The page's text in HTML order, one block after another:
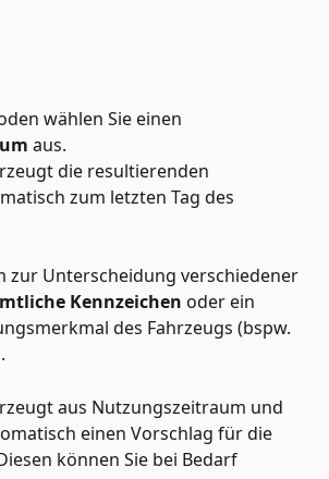
wählen Sie einen
aus.
die resultierenden
zum letzten Tag des
zur Unterscheidung verschiedener
Kennzeichen oder ein
des Fahrzeugs (bspw.
aus Nutzungszeitraum und
einen Vorschlag für die
können Sie bei Bedarf